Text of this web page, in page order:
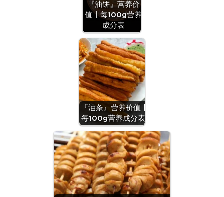
『油饼』营养价
值 | 每100g营养
成分表
『油条』营养价值 |
每100g营养成分表